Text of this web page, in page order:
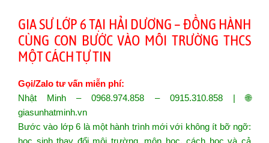
GIA SƯ LỚP 6 TẠI HẢI DƯƠNG – ĐỒNG HÀNH
CÙNG CON BƯỚC VÀO MÔI TRƯỜNG THCS
MỘT CÁCH TỰ TIN
Gọi/Zalo tư vấn miễn phí:
Nhật Minh – 0968.974.858 – 0915.310.858 | 🌐
giasunhatminh.vn
Bước vào lớp 6 là một hành trình mới với không ít bỡ ngỡ:
học sinh thay đổi môi trường, môn học, cách học và cả